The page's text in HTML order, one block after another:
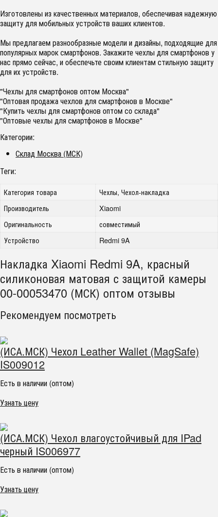
Изготовлены из качественных материалов, обеспечивая надежную
защиту для мобильных устройств ваших клиентов.
Мы предлагаем разнообразные модели и дизайны, подходящие для
популярных марок смартфонов. Закажите чехлы для смартфонов у
нас прямо сейчас, и обеспечьте своим клиентам стильную защиту
для их устройств.
"Чехлы для смартфонов оптом Москва"
"Оптовая продажа чехлов для смартфонов в Москве"
"Купить чехлы для смартфонов оптом со склада"
"Оптовые чехлы для смартфонов в Москве"
Категории:
Склад Москва (МСК)
Теги:
Категория товара
Чехлы, Чехол-накладка
Производитель
Xiaomi
Оригинальность
совместимый
Устройство
Redmi 9A
Накладка Xiaomi Redmi 9A, красный
силиконовая матовая с защитой камеры
00-00053470 (МСК) оптом отзывы
Рекомендуем посмотреть
(ИСА.МСК) Чехол Leather Wallet (MagSafe)
IS009012
Есть в наличии (оптом)
Узнать цену
(ИСА.МСК) Чехол влагоустойчивый для IPad
черный IS006977
Есть в наличии (оптом)
Узнать цену